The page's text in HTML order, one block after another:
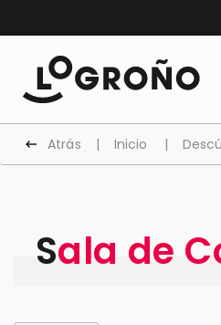
Atrás Inicio
Sala de